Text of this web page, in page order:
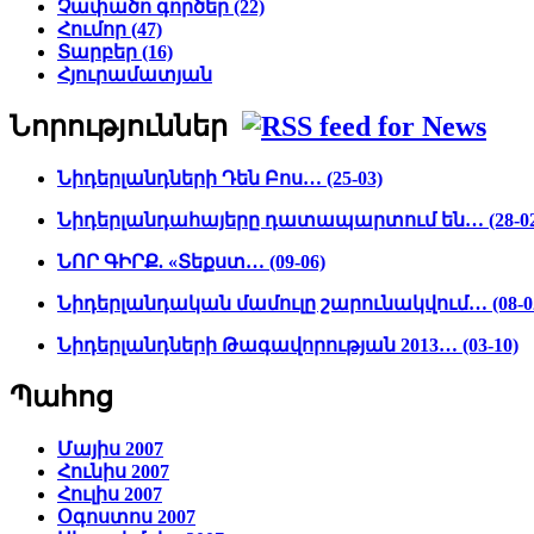
Չափածո գործեր (22)
Հումոր (47)
Տարբեր (16)
Հյուրամատյան
Նորություններ
Նիդերլանդների Դեն Բոս… (25-03)
Նիդերլանդահայերը դատապարտում են… (28-
ՆՈՐ ԳԻՐՔ. «Տեքստ… (09-06)
Նիդերլանդական մամուլը շարունակվում… (08-
Նիդերլանդների Թագավորության 2013… (03-10)
Պահոց
Մայիս 2007
Հունիս 2007
Հուլիս 2007
Օգոստոս 2007